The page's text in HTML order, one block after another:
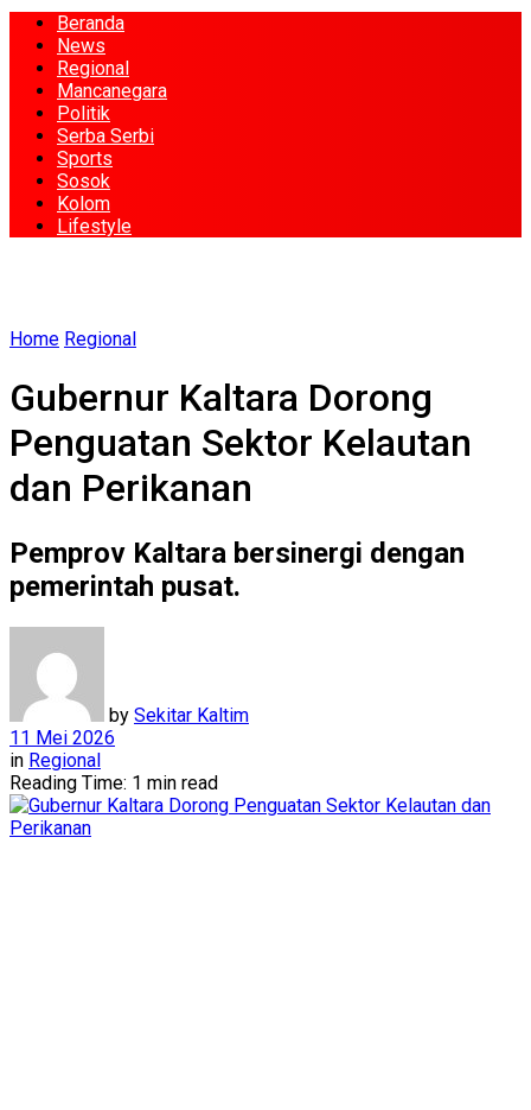
Beranda
News
Regional
Mancanegara
Politik
Serba Serbi
Sports
Sosok
Kolom
Lifestyle
Home Regional
Gubernur Kaltara Dorong
Penguatan Sektor Kelautan
dan Perikanan
Pemprov Kaltara bersinergi dengan
pemerintah pusat.
by Sekitar Kaltim
11 Mei 2026
in Regional
Reading Time: 1 min read